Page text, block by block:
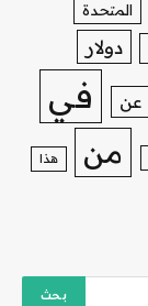
المتحدة
دولار
عن في
من هذا